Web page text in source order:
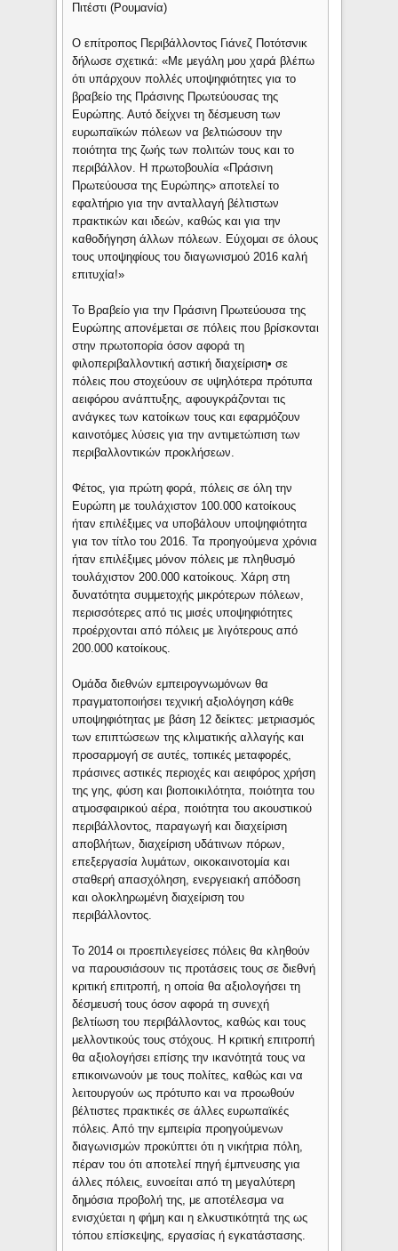
Πιτέστι (Ρουμανία)
Ο επίτροπος Περιβάλλοντος Γιάνεζ Ποτότσνικ
δήλωσε σχετικά: «Με μεγάλη μου χαρά βλέπω
ότι υπάρχουν πολλές υποψηφιότητες για το
βραβείο της Πράσινης Πρωτεύουσας της
Ευρώπης. Αυτό δείχνει τη δέσμευση των
ευρωπαϊκών πόλεων να βελτιώσουν την
ποιότητα της ζωής των πολιτών τους και το
περιβάλλον. Η πρωτοβουλία «Πράσινη
Πρωτεύουσα της Ευρώπης» αποτελεί το
εφαλτήριο για την ανταλλαγή βέλτιστων
πρακτικών και ιδεών, καθώς και για την
καθοδήγηση άλλων πόλεων. Εύχομαι σε όλους
τους υποψηφίους του διαγωνισμού 2016 καλή
επιτυχία!»
Το Βραβείο για την Πράσινη Πρωτεύουσα της
Ευρώπης απονέμεται σε πόλεις που βρίσκονται
στην πρωτοπορία όσον αφορά τη
φιλοπεριβαλλοντική αστική διαχείριση• σε
πόλεις που στοχεύουν σε υψηλότερα πρότυπα
αειφόρου ανάπτυξης, αφουγκράζονται τις
ανάγκες των κατοίκων τους και εφαρμόζουν
καινοτόμες λύσεις για την αντιμετώπιση των
περιβαλλοντικών προκλήσεων.
Φέτος, για πρώτη φορά, πόλεις σε όλη την
Ευρώπη με τουλάχιστον 100.000 κατοίκους
ήταν επιλέξιμες να υποβάλουν υποψηφιότητα
για τον τίτλο του 2016. Τα προηγούμενα χρόνια
ήταν επιλέξιμες μόνον πόλεις με πληθυσμό
τουλάχιστον 200.000 κατοίκους. Χάρη στη
δυνατότητα συμμετοχής μικρότερων πόλεων,
περισσότερες από τις μισές υποψηφιότητες
προέρχονται από πόλεις με λιγότερους από
200.000 κατοίκους.
Ομάδα διεθνών εμπειρογνωμόνων θα
πραγματοποιήσει τεχνική αξιολόγηση κάθε
υποψηφιότητας με βάση 12 δείκτες: μετριασμός
των επιπτώσεων της κλιματικής αλλαγής και
προσαρμογή σε αυτές, τοπικές μεταφορές,
πράσινες αστικές περιοχές και αειφόρος χρήση
της γης, φύση και βιοποικιλότητα, ποιότητα του
ατμοσφαιρικού αέρα, ποιότητα του ακουστικού
περιβάλλοντος, παραγωγή και διαχείριση
αποβλήτων, διαχείριση υδάτινων πόρων,
επεξεργασία λυμάτων, οικοκαινοτομία και
σταθερή απασχόληση, ενεργειακή απόδοση
και ολοκληρωμένη διαχείριση του
περιβάλλοντος.
Το 2014 οι προεπιλεγείσες πόλεις θα κληθούν
να παρουσιάσουν τις προτάσεις τους σε διεθνή
κριτική επιτροπή, η οποία θα αξιολογήσει τη
δέσμευσή τους όσον αφορά τη συνεχή
βελτίωση του περιβάλλοντος, καθώς και τους
μελλοντικούς τους στόχους. Η κριτική επιτροπή
θα αξιολογήσει επίσης την ικανότητά τους να
επικοινωνούν με τους πολίτες, καθώς και να
λειτουργούν ως πρότυπο και να προωθούν
βέλτιστες πρακτικές σε άλλες ευρωπαϊκές
πόλεις. Από την εμπειρία προηγούμενων
διαγωνισμών προκύπτει ότι η νικήτρια πόλη,
πέραν του ότι αποτελεί πηγή έμπνευσης για
άλλες πόλεις, ευνοείται από τη μεγαλύτερη
δημόσια προβολή της, με αποτέλεσμα να
ενισχύεται η φήμη και η ελκυστικότητά της ως
τόπου επίσκεψης, εργασίας ή εγκατάστασης.